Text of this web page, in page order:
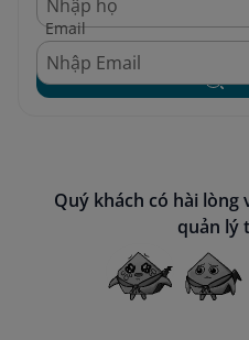
Email
Quý khách có hài
quản lý